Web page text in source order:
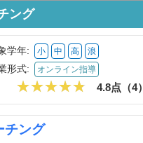
ング
学年: 小 中 高 浪
形式: オンライン指導
4.8点（4）
チング